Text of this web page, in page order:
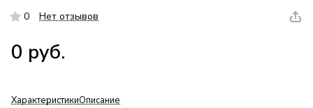
0 Нет отзывов
0 руб.
ХарактеристикиОписание